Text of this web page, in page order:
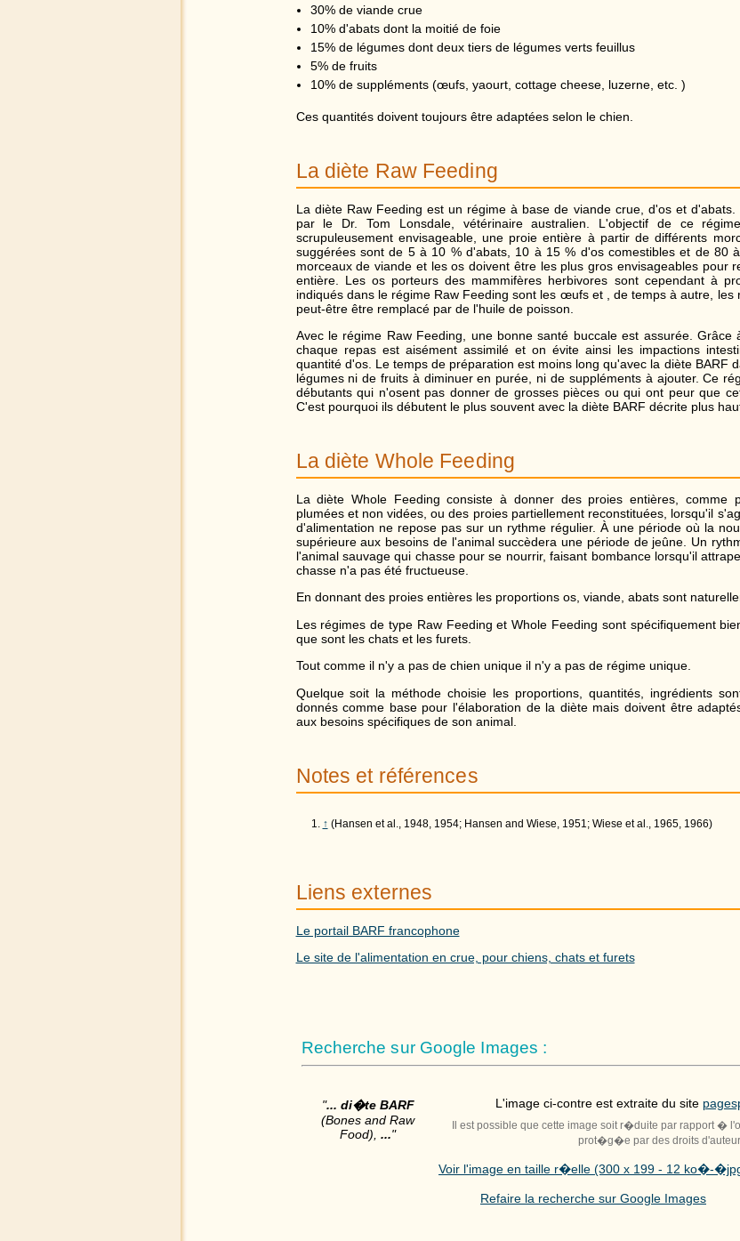
30% de viande crue
10% d'abats dont la moitié de foie
15% de légumes dont deux tiers de légumes verts feuillus
5% de fruits
10% de suppléments (œufs, yaourt, cottage cheese, luzerne, etc. )
Ces quantités doivent toujours être adaptées selon le chien.
La diète Raw Feeding
La diète Raw Feeding est un régime à base de viande crue, d'os et
par le Dr. Tom Lonsdale, vétérinaire australien. L'objectif de ce
scrupuleusement envisageable, une proie entière à partir de différents
suggérées sont de 5 à 10 % d'abats, 10 à 15 % d'os comestibles et de 80
morceaux de viande et les os doivent être les plus gros envisageables pour
entière. Les os porteurs des mammifères herbivores sont cependant à
indiqués dans le régime Raw Feeding sont les œufs et , de temps à autre, les
peut-être être remplacé par de l'huile de poisson.
Avec le régime Raw Feeding, une bonne santé buccale est assurée. Grâce
chaque repas est aisément assimilé et on évite ainsi les impactions
quantité d'os. Le temps de préparation est moins long qu'avec la diète BARF
légumes ni de fruits à diminuer en purée, ni de suppléments à ajouter. Ce
débutants qui n'osent pas donner de grosses pièces ou qui ont peur que
C'est pourquoi ils débutent le plus souvent avec la diète BARF décrite plus
La diète Whole Feeding
La diète Whole Feeding consiste à donner des proies entières, comme
plumées et non vidées, ou des proies partiellement reconstituées, lorsqu'il
d'alimentation ne repose pas sur un rythme régulier. À une période où la
supérieure aux besoins de l'animal succèdera une période de jeûne. Un
l'animal sauvage qui chasse pour se nourrir, faisant bombance lorsqu'il
chasse n'a pas été fructueuse.
En donnant des proies entières les proportions os, viande, abats sont
Les régimes de type Raw Feeding et Whole Feeding sont spécifiquement
que sont les chats et les furets.
Tout comme il n'y a pas de chien unique il n'y a pas de régime unique.
Quelque soit la méthode choisie les proportions, quantités, ingrédients
donnés comme base pour l'élaboration de la diète mais doivent être
aux besoins spécifiques de son animal.
Notes et références
↑ (Hansen et al., 1948, 1954; Hansen and Wiese, 1951; Wiese et al., 1965, 1966)
Liens externes
Le portail BARF francophone
Le site de l'alimentation en crue, pour chiens, chats et furets
Recherche sur Google Images :
"... di�te BARF
(Bones and Raw
Food), ..."
L'image ci-contre est extraite du site
Il est possible que cette image soit r�duite par rapport �
prot�g�e par des droits d'auteur.
Voir l'image en taille r�elle (300 x 199 - 12 ko�-
Refaire la recherche sur Google Images